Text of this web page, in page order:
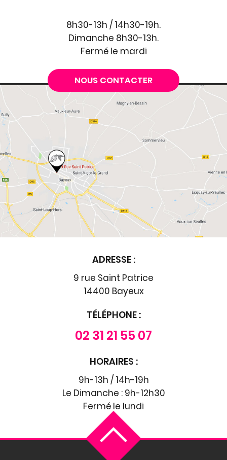
8h30-13h / 14h30-19h.
Dimanche 8h30-13h.
Fermé le mardi
ADRESSE :
9 rue Saint Patrice
14400 Bayeux
TÉLÉPHONE :
02 31 21 55 07
HORAIRES :
9h-13h / 14h-19h
Le Dimanche : 9h-12h30
Fermé le lundi
NOUS CONTACTER